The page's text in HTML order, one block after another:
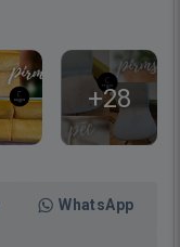
+28
WhatsApp